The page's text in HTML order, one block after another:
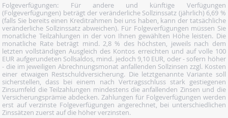
Folgeverfügungen: Für andere und künftige Verfügungen
(Folgeverfügungen) beträgt der veränderliche Sollzinssatz (jährlich) 6,69 %
(falls Sie bereits einen Kreditrahmen bei uns haben, kann der tatsächliche
veränderliche Sollzinssatz abweichen). Für Folgeverfügungen müssen Sie
monatliche Teilzahlungen in der von Ihnen gewählten Höhe leisten. Die
monatliche Rate beträgt mind. 2,8 % des höchsten, jeweils nach dem
letzten vollständigen Ausgleich des Kontos erreichten und auf volle 100
EUR aufgerundeten Sollsaldos, mind. jedoch 9,10 EUR, oder - sofern höher
- die im jeweiligen Abrechnungsmonat anfallenden Sollzinsen zzgl. Kosten
einer etwaigen Restschuldversicherung. Die letztgenannte Variante soll
sicherstellen, dass bei einem nach Vertragsschluss stark gestiegenen
Zinsumfeld die Teilzahlungen mindestens die anfallenden Zinsen und die
Versicherungsprämie abdecken. Zahlungen für Folgeverfügungen werden
erst auf verzinste Folgeverfügungen angerechnet, bei unterschiedlichen
Zinssätzen zuerst auf die höher verzinsten.